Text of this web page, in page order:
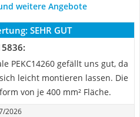
weitere Angebote
SEHR GUT
PEKC14260 gefällt uns gut, da
leicht montieren lassen. Die
von je 400 mm² Fläche.
2026